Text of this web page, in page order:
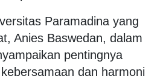
Paramadina yang
Anies Baswedan, dalam
pentingnya
dan harmoni